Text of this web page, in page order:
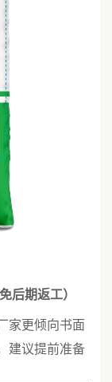
后期返工）
家更倾向书面
建议提前准备